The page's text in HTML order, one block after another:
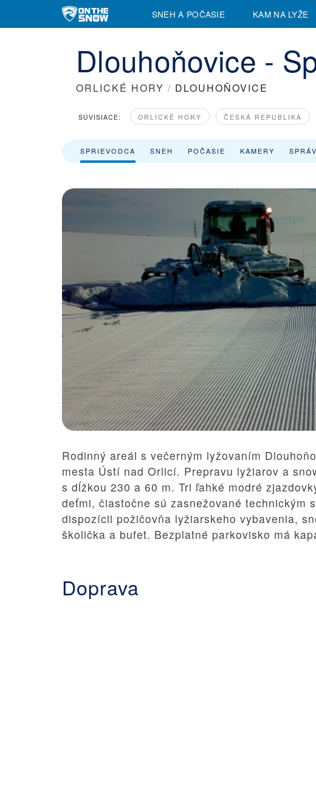
SNEH A POČASIE KAM NA LYŽE
Dlouhoňovice -
ORLICKÉ HORY / DLOUHOŇOVICE
SÚVISIACE: ORLICKÉ HORY ČESKÁ REPUBLIKA
SPRIEVODCA SNEH POČASIE KAMERY
Rodinný areál s večerným lyžovaním
mesta Ústí nad Orlicí. Prepravu lyžiarov a
s dĺžkou 230 a 60 m. Tri ľahké modré
deťmi, čiastočne sú zasnežované technickým
dispozícii požičovňa lyžiarskeho vybavenia,
školička a bufet. Bezplatné parkovisko má
Doprava